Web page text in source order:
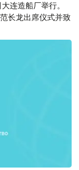
连造船厂举行。
长龙出席仪式并致